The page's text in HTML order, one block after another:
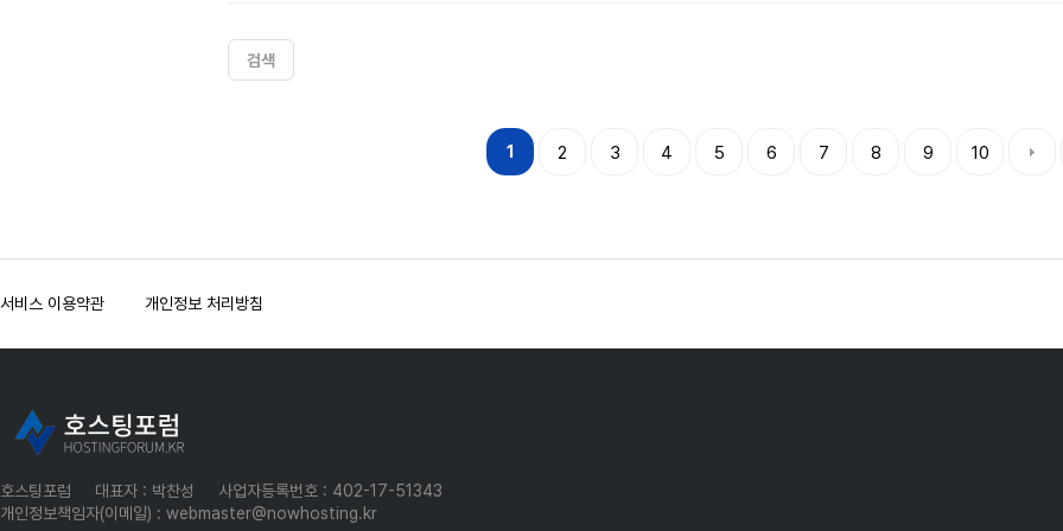
검색
1 2 3 4 5 6 7 8 9 10
맨끝
서비스 이용약관 개인정보 처리방침
호스팅포럼 대표자 : 박찬성
사업자등록번호 : 402-17-51343
개인정보책임자(이메일) : webmaster@nowhosting.kr